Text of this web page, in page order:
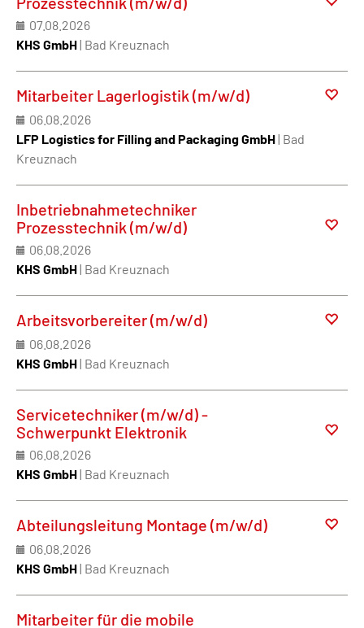
07.08.2026
KHS GmbH| Bad Kreuznach
Mitarbeiter Lagerlogistik (m/w/d)
06.08.2026
LFP Logistics for Filling and Packaging GmbH| Bad
Kreuznach
Inbetriebnahmetechniker
Prozesstechnik (m/w/d)
06.08.2026
KHS GmbH| Bad Kreuznach
Arbeitsvorbereiter (m/w/d)
06.08.2026
KHS GmbH| Bad Kreuznach
Servicetechniker (m/w/d) -
Schwerpunkt Elektronik
06.08.2026
KHS GmbH| Bad Kreuznach
Abteilungsleitung Montage (m/w/d)
06.08.2026
KHS GmbH| Bad Kreuznach
Mitarbeiter für die mobile